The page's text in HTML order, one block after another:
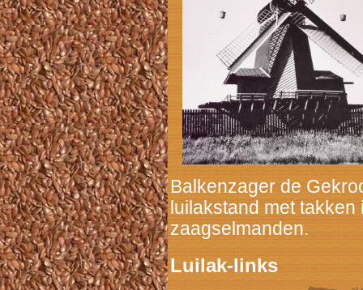
Balkenzager de
luilakstand met
zaagselmanden.
Luilak-links